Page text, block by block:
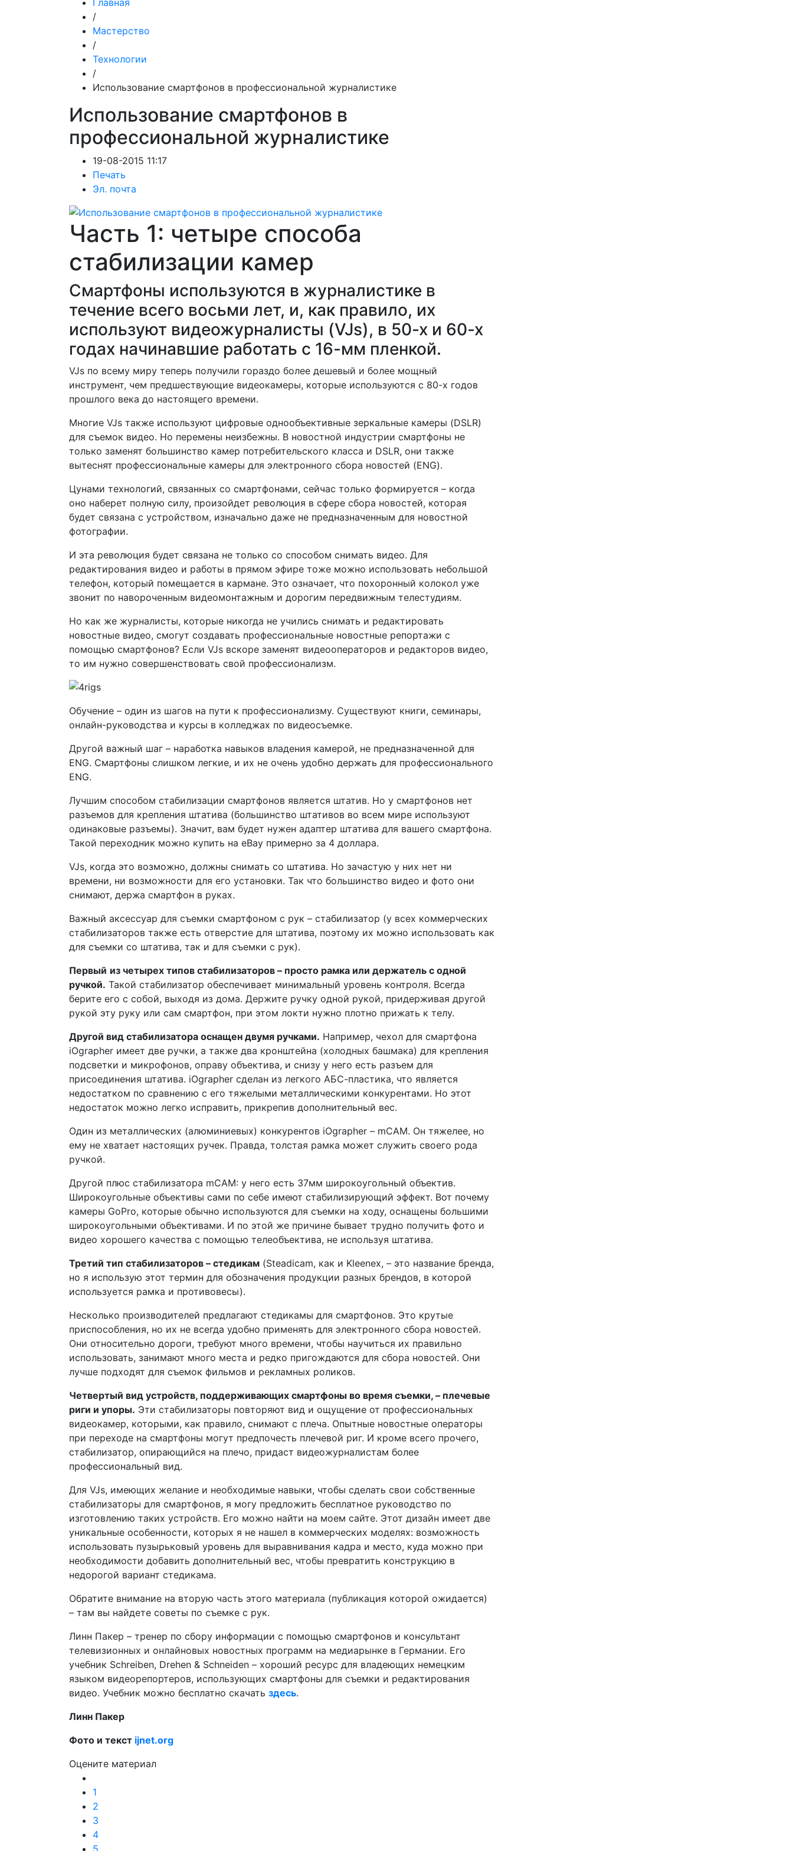
Главная
/
Мастерство
/
Технологии
/
Использование смартфонов в профессиональной журналистике
Использование смартфонов в
профессиональной журналистике
19-08-2015 11:17
Печать
Эл. почта
Часть 1: четыре способа
стабилизации камер
Смартфоны используются в журналистике в
течение всего восьми лет, и, как правило, их
используют видеожурналисты (VJs), в 50-х и 60-х
годах начинавшие работать с 16-мм пленкой.
VJs по всему миру теперь получили гораздо более дешевый и более мощный
инструмент, чем предшествующие видеокамеры, которые используются с 80-х годов
прошлого века до настоящего времени.
Многие VJs также используют цифровые однообъективные зеркальные камеры (DSLR)
для съемок видео. Но перемены неизбежны. В новостной индустрии смартфоны не
только заменят большинство камер потребительского класса и DSLR, они также
вытеснят профессиональные камеры для электронного сбора новостей (ENG).
Цунами технологий, связанных со смартфонами, сейчас только формируется – когда
оно наберет полную силу, произойдет революция в сфере сбора новостей, которая
будет связана с устройством, изначально даже не предназначенным для новостной
фотографии.
И эта революция будет связана не только со способом снимать видео. Для
редактирования видео и работы в прямом эфире тоже можно использовать небольшой
телефон, который помещается в кармане. Это означает, что похоронный колокол уже
звонит по навороченным видеомонтажным и дорогим передвижным телестудиям.
Но как же журналисты, которые никогда не учились снимать и редактировать
новостные видео, смогут создавать профессиональные новостные репортажи с
помощью смартфонов? Если VJs вскоре заменят видеооператоров и редакторов видео,
то им нужно совершенствовать свой профессионализм.
Обучение – один из шагов на пути к профессионализму. Существуют книги, семинары,
онлайн-руководства и курсы в колледжах по видеосъемке.
Другой важный шаг – наработка навыков владения камерой, не предназначенной для
ENG. Смартфоны слишком легкие, и их не очень удобно держать для профессионального
ENG.
Лучшим способом стабилизации смартфонов является штатив. Но у смартфонов нет
разъемов для крепления штатива (большинство штативов во всем мире используют
одинаковые разъемы). Значит, вам будет нужен адаптер штатива для вашего смартфона.
Такой переходник можно купить на eBay примерно за 4 доллара.
VJs, когда это возможно, должны снимать со штатива. Но зачастую у них нет ни
времени, ни возможности для его установки. Так что большинство видео и фото они
снимают, держа смартфон в руках.
Важный аксессуар для съемки смартфоном с рук – стабилизатор (у всех коммерческих
стабилизаторов также есть отверстие для штатива, поэтому их можно использовать как
для съемки со штатива, так и для съемки с рук).
Первый из четырех типов стабилизаторов – просто рамка или держатель с одной
ручкой. Такой стабилизатор обеспечивает минимальный уровень контроля. Всегда
берите его с собой, выходя из дома. Держите ручку одной рукой, придерживая другой
рукой эту руку или сам смартфон, при этом локти нужно плотно прижать к телу.
Другой вид стабилизатора оснащен двумя ручками. Например, чехол для смартфона
iOgrapher имеет две ручки, а также два кронштейна (холодных башмака) для крепления
подсветки и микрофонов, оправу объектива, и снизу у него есть разъем для
присоединения штатива. iOgrapher сделан из легкого АБС-пластика, что является
недостатком по сравнению с его тяжелыми металлическими конкурентами. Но этот
недостаток можно легко исправить, прикрепив дополнительный вес.
Один из металлических (алюминиевых) конкурентов iOgrapher – mCAM. Он тяжелее, но
ему не хватает настоящих ручек. Правда, толстая рамка может служить своего рода
ручкой.
Другой плюс стабилизатора mCAM: у него есть 37мм широкоугольный объектив.
Широкоугольные объективы сами по себе имеют стабилизирующий эффект. Вот почему
камеры GoPro, которые обычно используются для съемки на ходу, оснащены большими
широкоугольными объективами. И по этой же причине бывает трудно получить фото и
видео хорошего качества с помощью телеобъектива, не используя штатива.
Третий тип стабилизаторов – стедикам (Steadicam, как и Kleenex, – это название бренда,
но я использую этот термин для обозначения продукции разных брендов, в которой
используется рамка и противовесы).
Несколько производителей предлагают стедикамы для смартфонов. Это крутые
приспособления, но их не всегда удобно применять для электронного сбора новостей.
Они относительно дороги, требуют много времени, чтобы научиться их правильно
использовать, занимают много места и редко пригождаются для сбора новостей. Они
лучше подходят для съемок фильмов и рекламных роликов.
Четвертый вид устройств, поддерживающих смартфоны во время съемки, – плечевые
риги и упоры. Эти стабилизаторы повторяют вид и ощущение от профессиональных
видеокамер, которыми, как правило, снимают с плеча. Опытные новостные операторы
при переходе на смартфоны могут предпочесть плечевой риг. И кроме всего прочего,
стабилизатор, опирающийся на плечо, придаст видеожурналистам более
профессиональный вид.
Для VJs, имеющих желание и необходимые навыки, чтобы сделать свои собственные
стабилизаторы для смартфонов, я могу предложить бесплатное руководство по
изготовлению таких устройств. Его можно найти на моем сайте. Этот дизайн имеет две
уникальные особенности, которых я не нашел в коммерческих моделях: возможность
использовать пузырьковый уровень для выравнивания кадра и место, куда можно при
необходимости добавить дополнительный вес, чтобы превратить конструкцию в
недорогой вариант стедикама.
Обратите внимание на вторую часть этого материала (публикация которой ожидается)
– там вы найдете советы по съемке с рук.
Линн Пакер – тренер по сбору информации с помощью смартфонов и консультант
телевизионных и онлайновых новостных программ на медиарынке в Германии. Его
учебник Schreiben, Drehen & Schneiden – хороший ресурс для владеющих немецким
языком видеорепортеров, использующих смартфоны для съемки и редактирования
видео. Учебник можно бесплатно скачать здесь.
Линн Пакер
Фото и текст ijnet.org
Оцените материал
1
2
3
4
5